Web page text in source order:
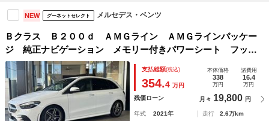
NEW グーネットセレクト メルセデス・ベンツ
Ｂクラス Ｂ２００ｄ ＡＭＧライン ＡＭＧラインパッケー
ジ 純正ナビゲーション メモリー付きパワーシート フット
トランクオープナー アンビエントライト シートヒーター
パーキングアシスト ＬＥＤヘッドライト バックカメラ 認
定中古車保証
支払総額(税込)
354.4 万円
本体価格
338
万円
諸費用
16.4
万円
残価ローン 月々 19,800 円
年式 2021年 走行
2.6万km